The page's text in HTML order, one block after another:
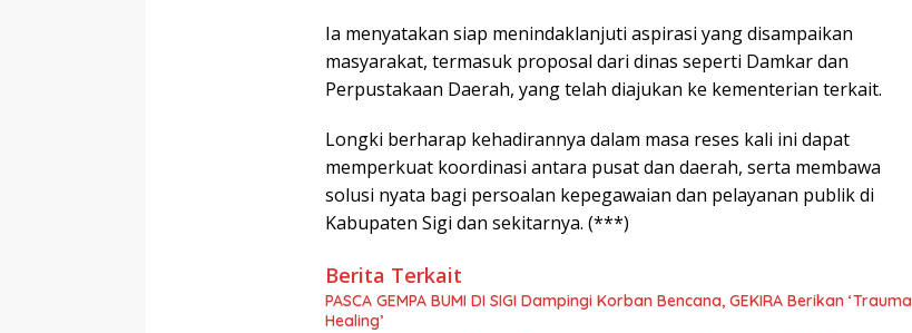
Ia menyatakan siap menindaklanjuti aspirasi yang disampaikan
masyarakat, termasuk proposal dari dinas seperti Damkar dan
Perpustakaan Daerah, yang telah diajukan ke kementerian terkait.
Longki berharap kehadirannya dalam masa reses kali ini dapat
memperkuat koordinasi antara pusat dan daerah, serta membawa
solusi nyata bagi persoalan kepegawaian dan pelayanan publik di
Kabupaten Sigi dan sekitarnya. (***)
Berita Terkait
PASCA GEMPA BUMI DI SIGI Dampingi Korban Bencana, GEKIRA Berikan ‘Trauma
Healing’